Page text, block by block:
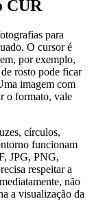
CUR
para
O cursor é
por exemplo,
rosto pode ficar
imagem com
o formato, vale
círculos,
funcionam
JPG, PNG,
respeitar a
não
a visualização da